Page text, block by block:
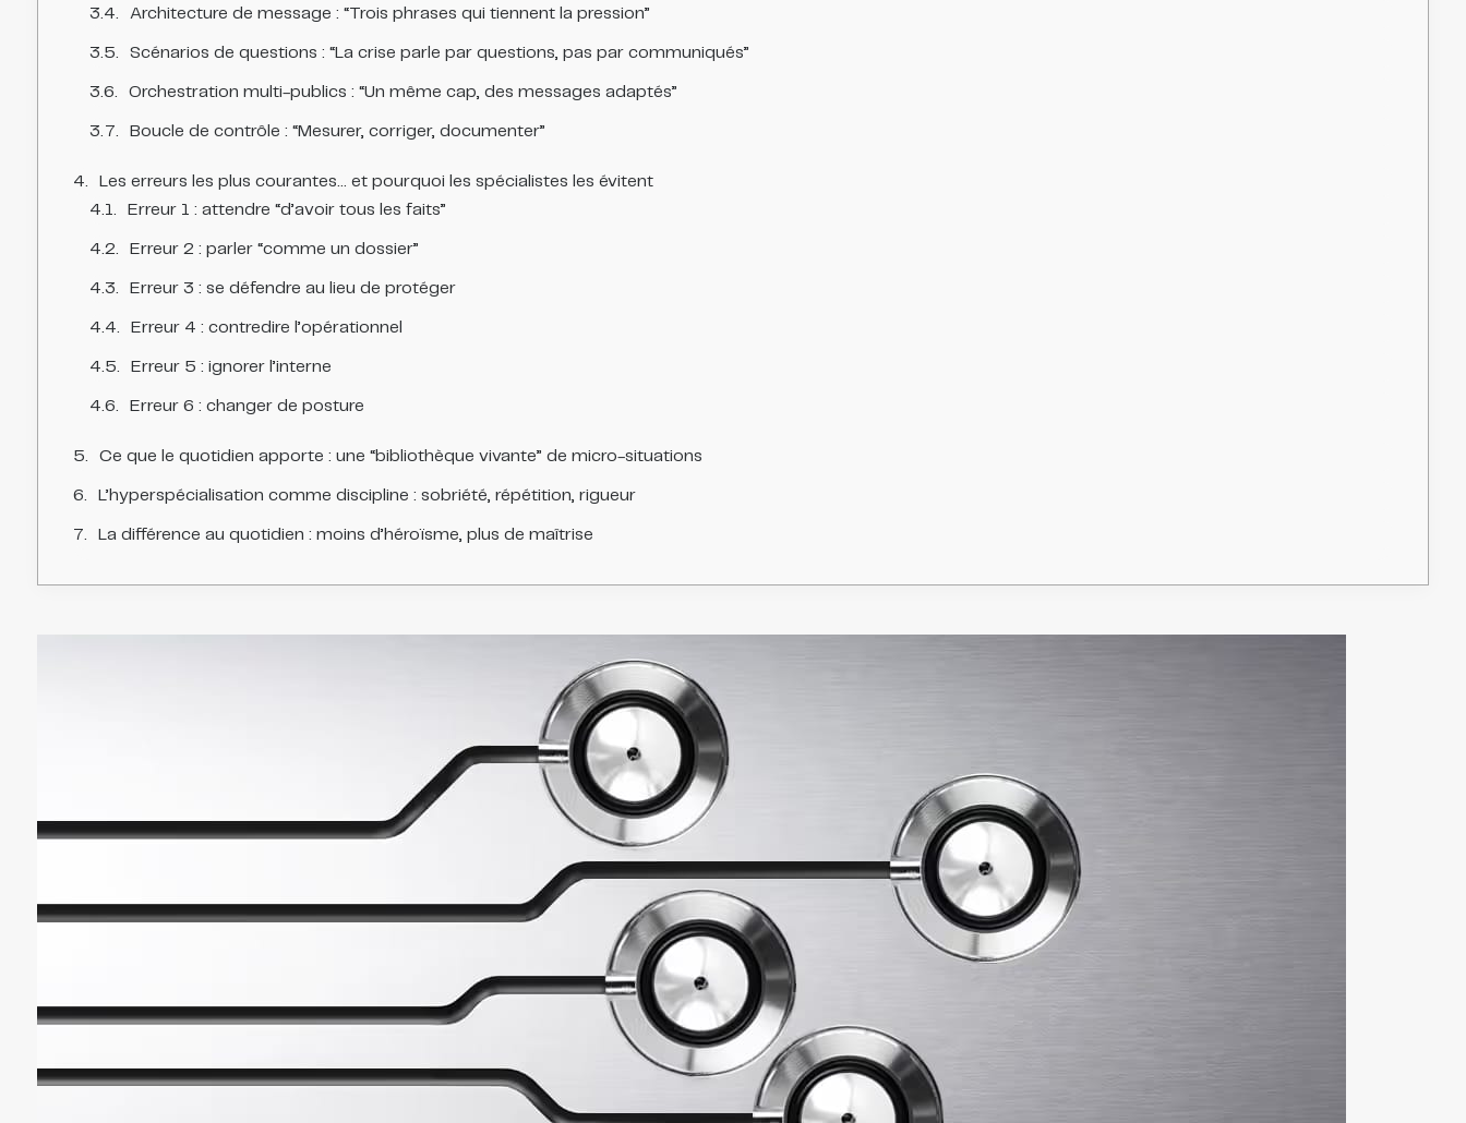
Architecture de message : “Trois phrases qui tiennent la pression”
Scénarios de questions : “La crise parle par questions, pas par communiqués”
Orchestration multi-publics : “Un même cap, des messages adaptés”
Boucle de contrôle : “Mesurer, corriger, documenter”
Les erreurs les plus courantes… et pourquoi les spécialistes les évitent
Erreur 1 : attendre “d’avoir tous les faits”
Erreur 2 : parler “comme un dossier”
Erreur 3 : se défendre au lieu de protéger
Erreur 4 : contredire l’opérationnel
Erreur 5 : ignorer l’interne
Erreur 6 : changer de posture
Ce que le quotidien apporte : une “bibliothèque vivante” de micro-situations
L’hyperspécialisation comme discipline : sobriété, répétition, rigueur
La différence au quotidien : moins d’héroïsme, plus de maîtrise